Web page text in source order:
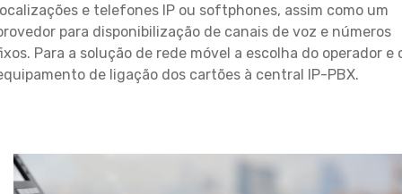
e telefones IP ou softphones, assim como um
para disponibilização de canais de voz e números
Para a solução de rede móvel a escolha do operador e
de ligação dos cartões à central IP-PBX.